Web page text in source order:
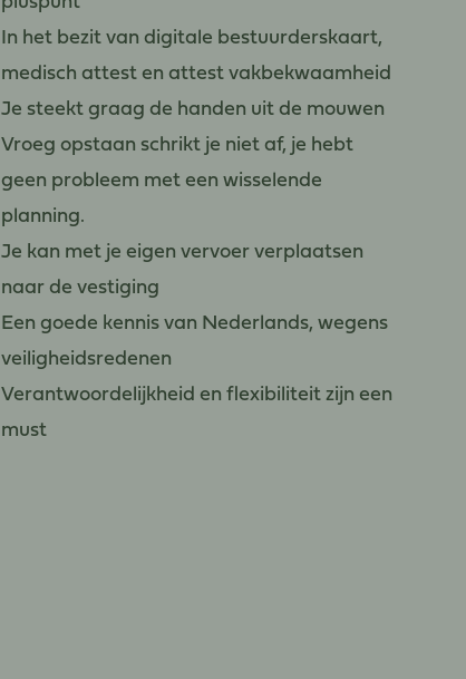
In het bezit van digitale bestuurderskaart,
medisch attest en attest vakbekwaamheid
Je steekt graag de handen uit de mouwen
Vroeg opstaan schrikt je niet af, je hebt
geen probleem met een wisselende
planning.
Je kan met je eigen vervoer verplaatsen
naar de vestiging
Een goede kennis van Nederlands, wegens
veiligheidsredenen
Verantwoordelijkheid en flexibiliteit zijn een
must